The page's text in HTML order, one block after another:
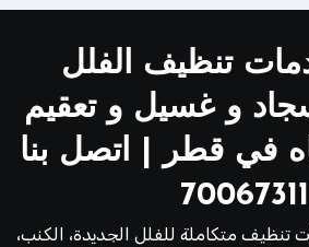
تنظيف الفلل
و غسيل و تعقيم
في قطر | اتصل بنا
70067311
متكاملة للفلل الجديدة، الكنب،